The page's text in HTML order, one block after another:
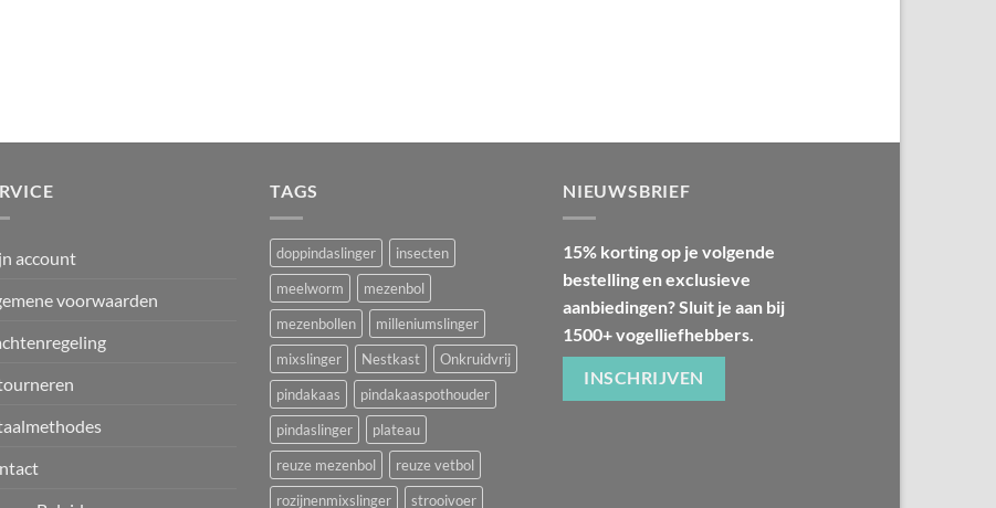
account
voorwaarden
TAGS
doppindaslinger
insecten
meelworm
mezenbol
mezenbollen
milleniumslinger
mixslinger
Nestkast
Onkruidvrij
pindakaas
pindakaaspothouder
pindaslinger
plateau
reuze mezenbol
reuze vetbol
rozijnenmixslinger
strooivoer
NIEUWSBRIEF
15% korting op je volgende
bestelling en exclusieve
aanbiedingen? Sluit je aan bij
1500+ vogelliefhebbers.
INSCHRIJVEN